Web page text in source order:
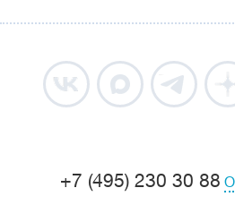
+7 (495) 230 30 88